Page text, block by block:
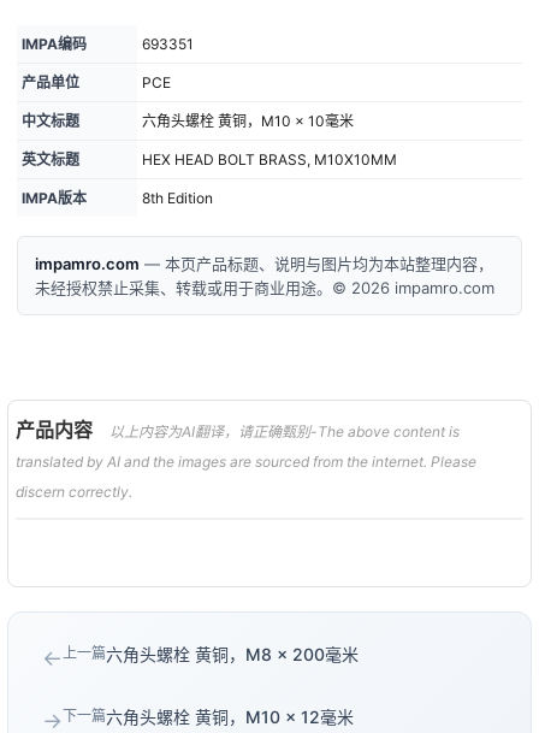
IMPA编码 693351
产品单位 PCE
中文标题 六角头螺栓 黄铜，M10 × 10毫米
英文标题 HEX HEAD BOLT BRASS, M10X10MM
IMPA版本 8th Edition
impamro.com — 本页产品标题、说明与图片均为本站整理内容，
未经授权禁止采集、转载或用于商业用途。© 2026 impamro.com
产品内容
以上内容为AI翻译，请正确甄别-The above content is
translated by AI and the images are sourced from the internet. Please
discern correctly.
←上一篇六角头螺栓 黄铜，M8 × 200毫米
→下一篇六角头螺栓 黄铜，M10 × 12毫米